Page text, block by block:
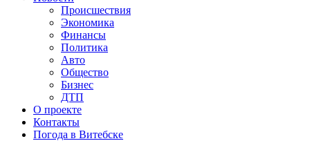
Происшествия
Экономика
Финансы
Политика
Авто
Общество
Бизнес
ДТП
О проекте
Контакты
Погода в Витебске